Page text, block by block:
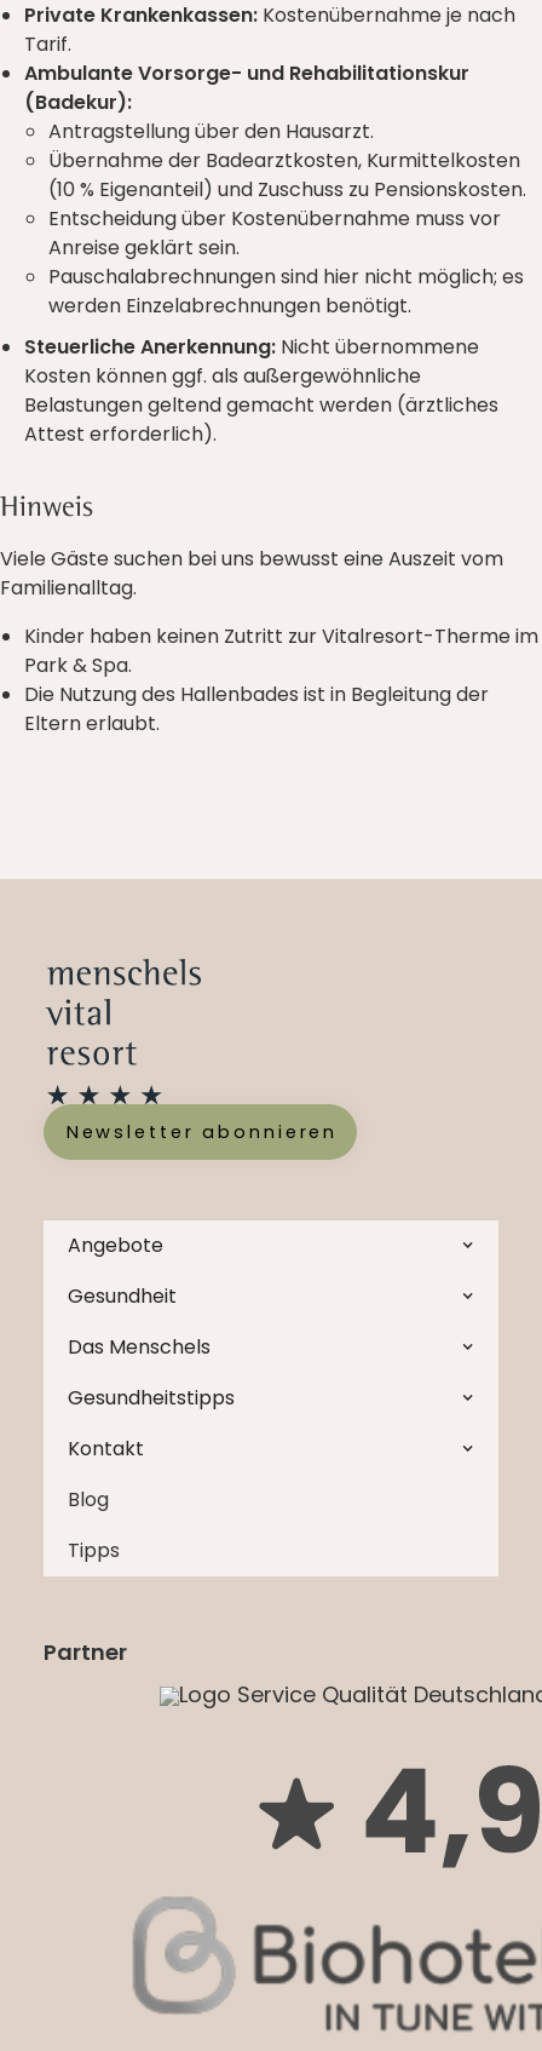
Private Krankenkassen: Kostenübernahme je nach
Tarif.
Ambulante Vorsorge- und Rehabilitationskur
(Badekur):
Antragstellung über den Hausarzt.
Übernahme der Badearztkosten, Kurmittelkosten
(10 % Eigenanteil) und Zuschuss zu Pensionskosten.
Entscheidung über Kostenübernahme muss vor
Anreise geklärt sein.
Pauschalabrechnungen sind hier nicht möglich; es
werden Einzelabrechnungen benötigt.
Steuerliche Anerkennung: Nicht übernommene
Kosten können ggf. als außergewöhnliche
Belastungen geltend gemacht werden (ärztliches
Attest erforderlich).
Hinweis
Viele Gäste suchen bei uns bewusst eine Auszeit vom
Familienalltag.
Kinder haben keinen Zutritt zur Vitalresort-Therme im
Park & Spa.
Die Nutzung des Hallenbades ist in Begleitung der
Eltern erlaubt.
Newsletter abonnieren
Angebote
Gesundheit
Das Menschels
Gesundheitstipps
Kontakt
Blog
Tipps
Partner